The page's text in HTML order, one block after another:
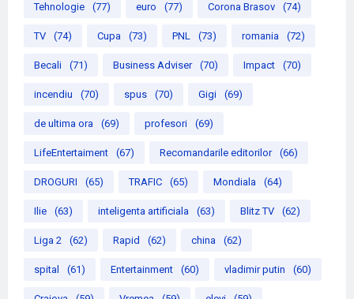
Tehnologie (77) euro (77) Corona Brasov (74)
TV (74) Cupa (73) PNL (73) romania (72)
Becali (71) Business Adviser (70) Impact (70)
incendiu (70) spus (70) Gigi (69)
de ultima ora (69) profesori (69)
LifeEntertaiment (67) Recomandarile editorilor (66)
DROGURI (65) TRAFIC (65) Mondiala (64)
Ilie (63) inteligenta artificiala (63) Blitz TV (62)
Liga 2 (62) Rapid (62) china (62)
spital (61) Entertainment (60) vladimir putin (60)